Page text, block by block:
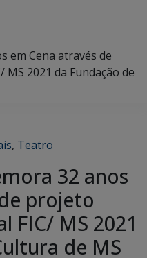
em Cena através de
2021 da Fundação de
, Teatro
32 anos
projeto
FIC/ MS 2021
de MS